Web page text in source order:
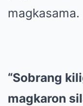
magkasama.
“Sobrang
magkaron